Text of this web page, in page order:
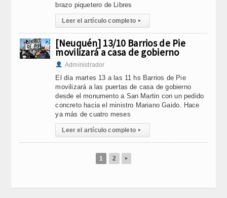
brazo piquetero de Libres
Leer el artículo completo ▸
[Neuquén] 13/10 Barrios de Pie
movilizará a casa de gobierno
Administrador
El día martes 13 a las 11 hs Barrios de Pie
movilizará a las puertas de casa de gobierno
desde el monumento a San Martin con un pedido
concreto hacia el ministro Mariano Gaido. Hace
ya más de cuatro meses
Leer el artículo completo ▸
1 2 ▸